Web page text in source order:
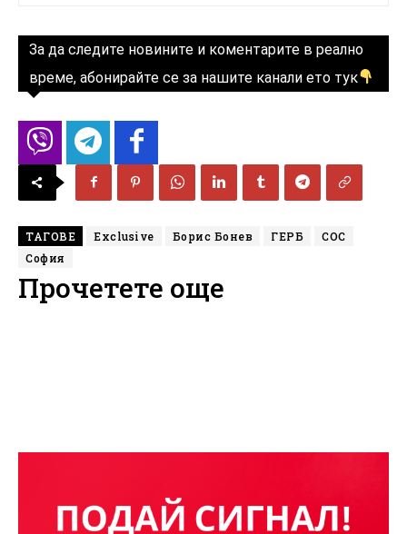
За да следите новините и коментарите в реално
време, абонирайте се за нашите канали ето тук
ТАГОВЕ Exclusive Борис Бонев ГЕРБ
СОС
София
Прочетете още